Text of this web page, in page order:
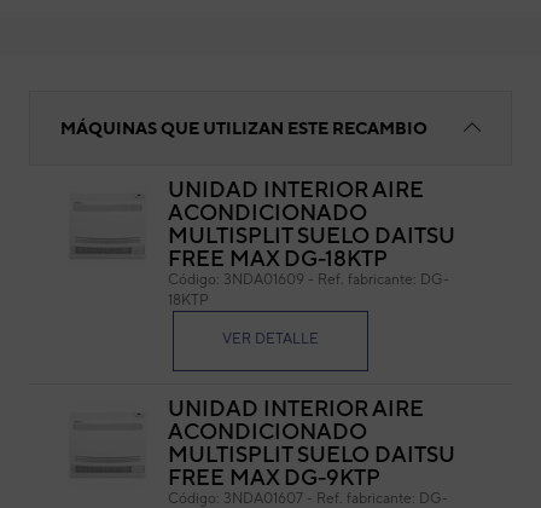
MÁQUINAS QUE UTILIZAN ESTE RECAMBIO
UNIDAD INTERIOR AIRE
ACONDICIONADO
MULTISPLIT SUELO DAITSU
FREE MAX DG-18KTP
Código: 3NDA01609 - Ref. fabricante: DG-
18KTP
VER DETALLE
UNIDAD INTERIOR AIRE
ACONDICIONADO
MULTISPLIT SUELO DAITSU
FREE MAX DG-9KTP
Código: 3NDA01607 - Ref. fabricante: DG-